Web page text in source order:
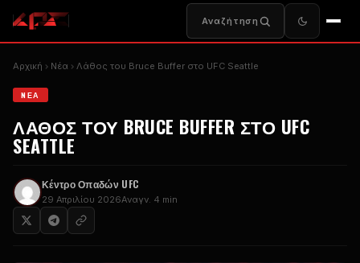
Αναζήτηση
Αρχική Nέα Λάθος του Bruce Buffer στο UFC Seattle
NΈΑ
ΛΆΘΟΣ ΤΟΥ BRUCE BUFFER ΣΤΟ UFC
SEATTLE
Κέντρο Οπαδών UFC
29 Απριλίου 2026Αναγν. 4 min